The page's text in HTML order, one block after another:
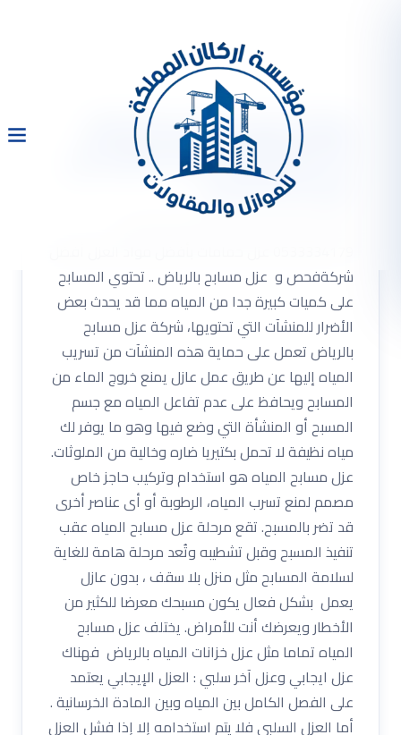
شركة عزل مسابح بالرياض
0533334179 متخصصون في
عزل المسابح و
أفضل شركة فحص و عزل مسابح بالرياض
شركةفحص و عزل مسابح بالرياض .. تحتوي المسابح
على كميات كبيرة جدا من المياه مما قد يحدث بعض
الأضرار للمنشآت التي تحتويها، شركة عزل مسابح
بالرياض تعمل على حماية هذه المنشآت من تسريب
المياه إليها عن طريق عمل عازل يمنع خروج الماء من
المسابح ويحافظ على عدم تفاعل المياه مع جسم
المسبح أو المنشأة التي وضع فيها وهو ما يوفر لك
مياه نظيفة لا تحمل بكتيريا ضاره وخالية من الملوثات.
عزل مسابح المياه هو استخدام وتركيب حاجز خاص
مصمم لمنع تسرب المياه، الرطوبة أو أى عناصر أخرى
قد تضر بالمسبح. تقع مرحلة عزل مسابح المياه عقب
تنفيذ المسبح وقبل تشطيبه وتُعد مرحلة هامة للغاية
لسلامة المسابح مثل منزل بلا سقف ، بدون عازل
يعمل بشكل فعال يكون مسبحك معرضا للكثير من
الأخطار ويعرضك أنت للأمراض. يختلف عزل مسابح
المياه تماما مثل عزل خزانات المياه بالرياض فهناك
عزل ايجابي وعزل آخر سلبي : العزل الإيجابي يعتمد
على الفصل الكامل بين المياه وبين المادة الخرسانية .
أما العزل السلبي فلا يتم استخدامه إلا إذا فشل العزل